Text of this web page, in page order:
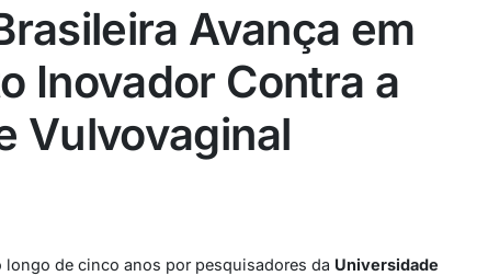
Avança em
Inovador Contra a
Vulvovaginal
de cinco anos por pesquisadores da Universidade